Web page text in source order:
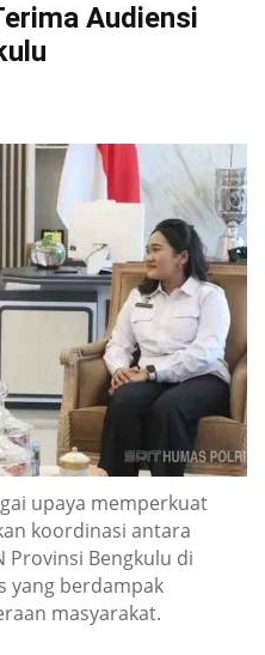
Audiensi
upaya memperkuat
koordinasi antara
Provinsi Bengkulu di
yang berdampak
masyarakat.